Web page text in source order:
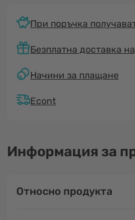
При поръчка
Безплатна доставка
Начини за плащане
Econt
Информация за
Относно продукта